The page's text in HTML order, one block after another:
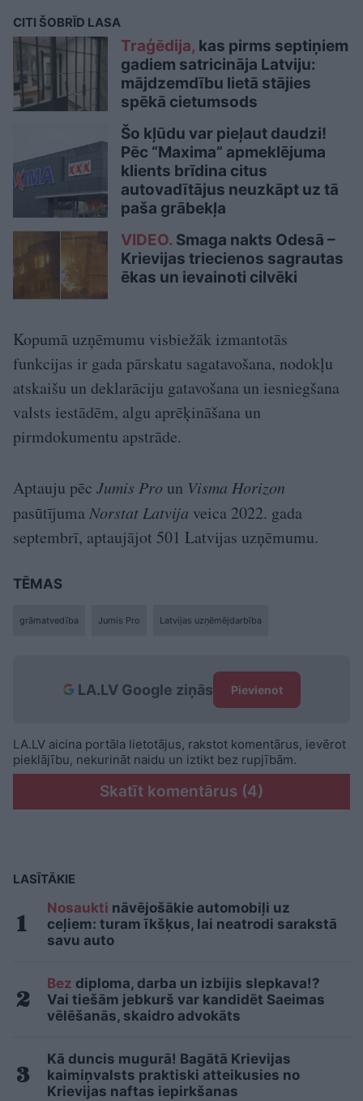
CITI ŠOBRĪD LASA
Traģēdija, kas pirms septiņiem
gadiem satricināja Latviju:
mājdzemdību lietā stājies
spēkā cietumsods
Šo kļūdu var pieļaut daudzi!
Pēc “Maxima” apmeklējuma
klients brīdina citus
autovadītājus neuzkāpt uz tā
paša grābekļa
VIDEO. Smaga nakts Odesā –
Krievijas triecienos sagrautas
ēkas un ievainoti cilvēki
Kopumā uzņēmumu visbiežāk izmantotās
funkcijas ir gada pārskatu sagatavošana, nodokļu
atskaišu un deklarāciju gatavošana un iesniegšana
valsts iestādēm, algu aprēķināšana un
pirmdokumentu apstrāde.
Aptauju pēc Jumis Pro un Visma Horizon
pasūtījuma Norstat Latvija veica 2022. gada
septembrī, aptaujājot 501 Latvijas uzņēmumu.
TĒMAS
grāmatvedība Jumis Pro Latvijas uzņēmējdarbība
LA.LV Google ziņās Pievienot
LA.LV aicina portāla lietotājus, rakstot komentārus, ievērot
pieklājību, nekurināt naidu un iztikt bez rupjībām.
Skatīt komentārus (4)
LASĪTĀKIE
Nosaukti nāvējošākie automobiļi uz
ceļiem: turam īkšķus, lai neatrodi sarakstā
savu auto
Bez diploma, darba un izbijis slepkava!?
Vai tiešām jebkurš var kandidēt Saeimas
vēlēšanās, skaidro advokāts
Kā duncis mugurā! Bagātā Krievijas
kaimiņvalsts praktiski atteikusies no
Krievijas naftas iepirkšanas